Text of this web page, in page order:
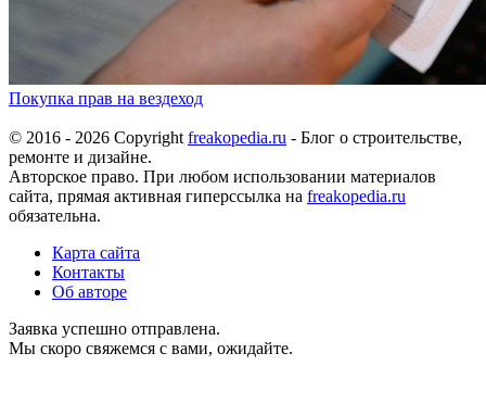
Покупка прав на вездеход
© 2016 - 2026 Copyright freakopedia.ru - Блог о строительстве,
ремонте и дизайне.
Авторское право. При любом использовании материалов
сайта, прямая активная гиперссылка на freakopedia.ru
обязательна.
Карта сайта
Контакты
Об авторе
Заявка успешно отправлена.
Мы скоро свяжемся с вами, ожидайте.